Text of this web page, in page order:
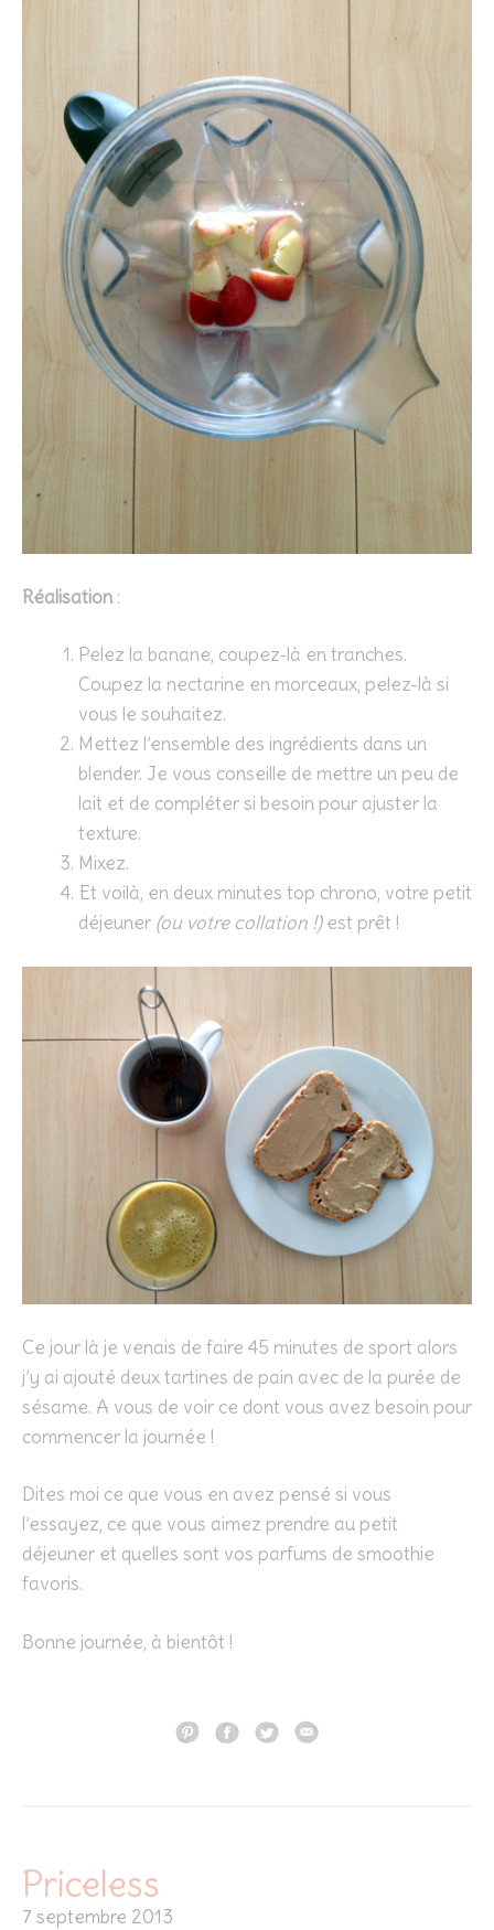
Réalisation:
Pelez la banane, coupez-là en tranches.
Coupez la nectarine en morceaux, pelez-là si
vous le souhaitez.
Mettez l’ensemble des ingrédients dans un
blender. Je vous conseille de mettre un peu de
lait et de compléter si besoin pour ajuster la
texture.
Mixez.
Et voilà, en deux minutes top chrono, votre petit
déjeuner (ou votre collation !)est prêt !
Ce jour là je venais de faire 45 minutes de sport alors
j’y ai ajouté deux tartines de pain avec de la purée de
sésame. A vous de voir ce dont vous avez besoin pour
commencer la journée !
Dites moi ce que vous en avez pensé si vous
l’essayez, ce que vous aimez prendre au petit
déjeuner et quelles sont vos parfums de smoothie
favoris.
Bonne journée, à bientôt !
Priceless
7 septembre 2013